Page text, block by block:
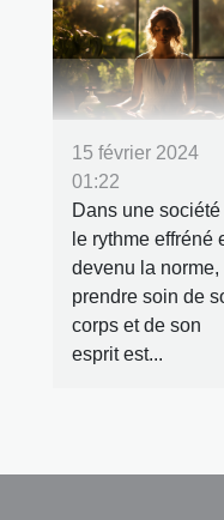
15 février 2024
01:22
Dans une société
le rythme effréné
devenu la norme,
prendre soin de
corps et de son
esprit est...